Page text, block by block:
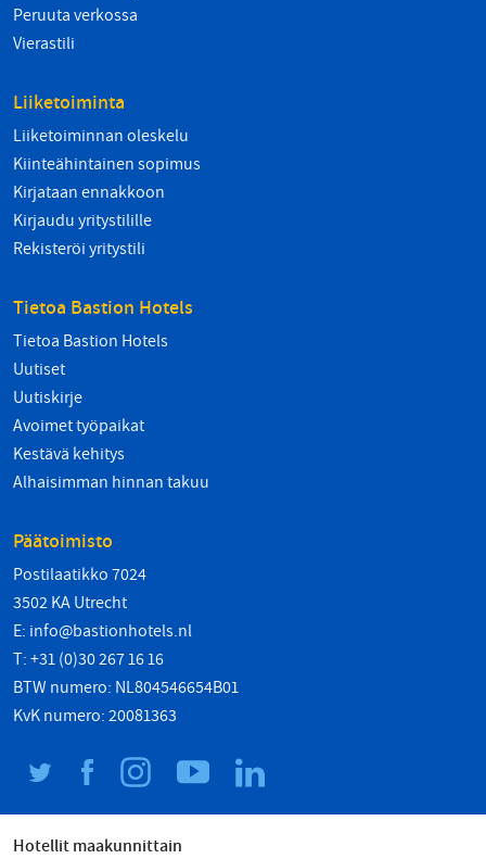
Peruuta verkossa
Vierastili
Liiketoiminta
Liiketoiminnan oleskelu
Kiinteähintainen sopimus
Kirjataan ennakkoon
Kirjaudu yritystilille
Rekisteröi yritystili
Tietoa Bastion Hotels
Tietoa Bastion Hotels
Uutiset
Uutiskirje
Avoimet työpaikat
Kestävä kehitys
Alhaisimman hinnan takuu
Päätoimisto
Postilaatikko 7024
3502 KA Utrecht
E: info@bastionhotels.nl
T: +31 (0)30 267 16 16
BTW numero: NL804546654B01
KvK numero: 20081363
Hotellit maakunnittain